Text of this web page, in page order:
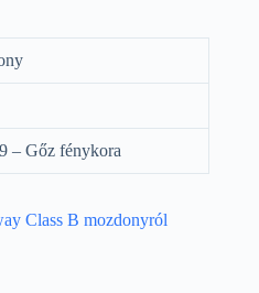
– Gőz fénykora
Class B mozdonyról